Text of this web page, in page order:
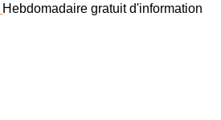
Hebdomadaire gratuit d'information